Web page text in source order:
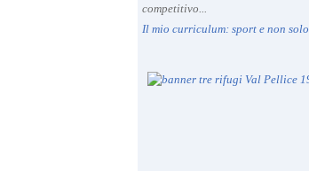
competitivo...
Il mio curriculum: sport e non solo